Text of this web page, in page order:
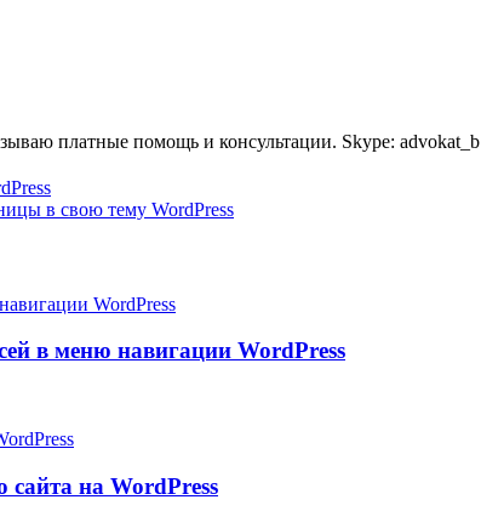
платные помощь и консультации. Skype: advokat_b
в свою тему WordPress
в меню навигации WordPress
сайта на WordPress